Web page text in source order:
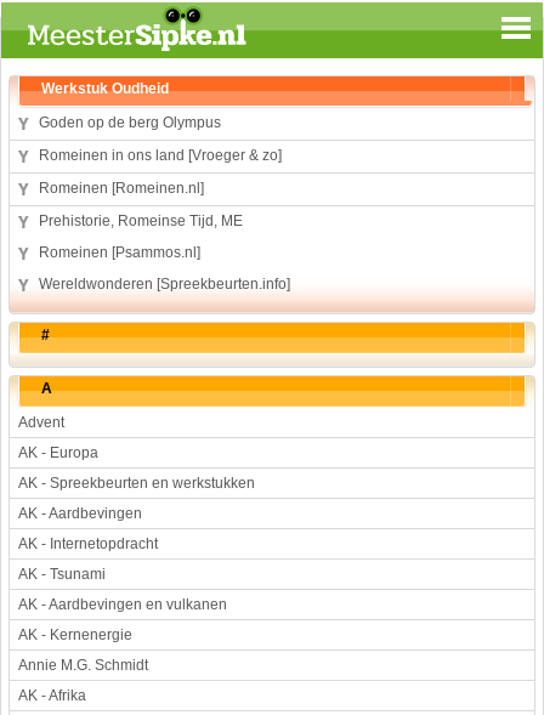
Spelen en leren
Aardrijkskunde
Biologie
Engels
Geloof
Geschiedenis
Internetopdrachten
Kinder-/Jeugdboeken
Kunst en Cultuur
Muziek
Rekenen
Sport
Taal en lezen
Techniek
Verkeer
Werkstuk en spreekbeurt
Aarde en heelal
Beroep, hobby, sport
Dieren
Geloven en vieren
Werkstuk Oudheid
Goden op de berg Olympus
Romeinen in ons land [Vroeger & zo]
Romeinen [Romeinen.nl]
Prehistorie, Romeinse Tijd, ME
Romeinen [Psammos.nl]
Wereldwonderen [Spreekbeurten.info]
#
A
Advent
AK - Europa
AK - Spreekbeurten en werkstukken
AK - Aardbevingen
AK - Internetopdracht
AK - Tsunami
AK - Aardbevingen en vulkanen
AK - Kernenergie
Annie M.G. Schmidt
AK - Afrika